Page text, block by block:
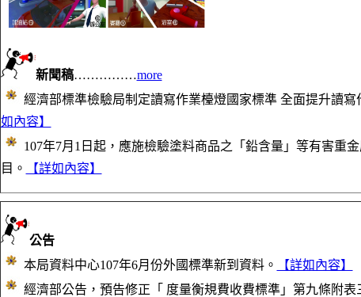
新聞稿……………more
經濟部標準檢驗局制定讀寫作業檯燈國家標準 全面提升讀寫
如內容】
107年7月1日起，應施檢驗塗料商品之「鉛含量」等有害重
目。
【詳如內容】
公告
本局資料中心107年6月份外國標準新到資料。
【詳如內容】
經濟部公告，預告修正「 度量衡規費收費標準」第九條附表